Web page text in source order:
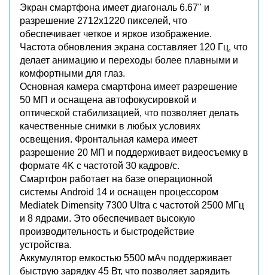
Экран смартфона имеет диагональ 6.67" и
разрешение 2712x1220 пикселей, что
обеспечивает четкое и яркое изображение.
Частота обновления экрана составляет 120 Гц, что
делает анимацию и переходы более плавными и
комфортными для глаз.
Основная камера смартфона имеет разрешение
50 МП и оснащена автофокусировкой и
оптической стабилизацией, что позволяет делать
качественные снимки в любых условиях
освещения. Фронтальная камера имеет
разрешение 20 МП и поддерживает видеосъемку в
формате 4K с частотой 30 кадров/с.
Смартфон работает на базе операционной
системы Android 14 и оснащен процессором
Mediatek Dimensity 7300 Ultra с частотой 2500 МГц
и 8 ядрами. Это обеспечивает высокую
производительность и быстродействие
устройства.
Аккумулятор емкостью 5500 мАч поддерживает
быструю зарядку 45 Вт, что позволяет зарядить